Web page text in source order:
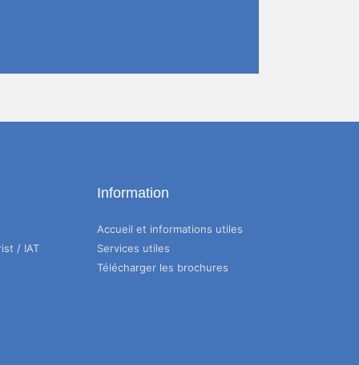
/ IAT
Information
Accueil et informations utiles
Services utiles
Télécharger les brochures